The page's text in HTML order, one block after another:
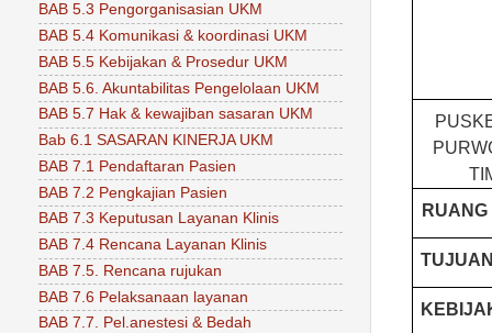
BAB 5.3 Pengorganisasian UKM
BAB 5.4 Komunikasi & koordinasi UKM
BAB 5.5 Kebijakan & Prosedur UKM
BAB 5.6. Akuntabilitas Pengelolaan UKM
BAB 5.7 Hak & kewajiban sasaran UKM
Bab 6.1 SASARAN KINERJA UKM
BAB 7.1 Pendaftaran Pasien
BAB 7.2 Pengkajian Pasien
BAB 7.3 Keputusan Layanan Klinis
BAB 7.4 Rencana Layanan Klinis
BAB 7.5. Rencana rujukan
BAB 7.6 Pelaksanaan layanan
BAB 7.7. Pel.anestesi & Bedah